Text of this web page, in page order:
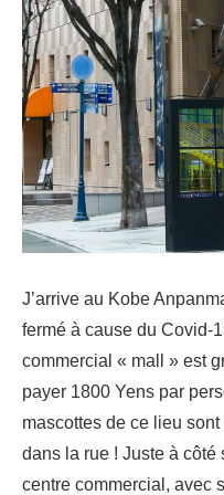
J’arrive au Kobe
fermé à cause du Covid-
commercial « mall » est
payer 1800 Yens par
mascottes de ce lieu
dans la rue ! Juste à côté
centre commercial, avec